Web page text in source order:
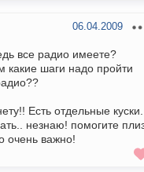
06.04.2009
все радио имеете?
какие шаги надо пройти
Есть отдельные
незнаю! помогите
очень важно!